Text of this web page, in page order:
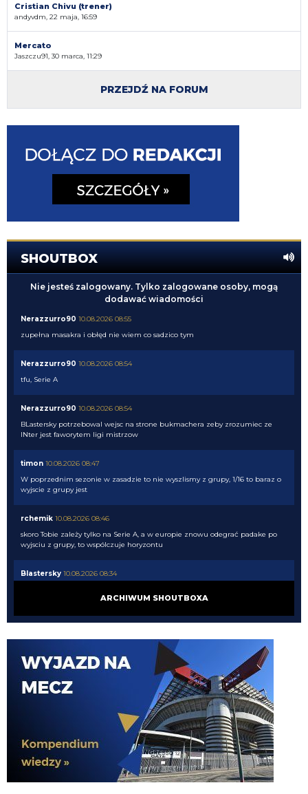
Cristian Chivu (trener)
andyvdm, 22 maja, 16:59
Mercato
Jaszczu91, 30 marca, 11:29
PRZEJDŹ NA FORUM
SHOUTBOX
Nie jesteś zalogowany. Tylko zalogowane osoby, mogą
dodawać wiadomości
Nerazzurro90 10.08.2026 08:55
zupełna masakra i obłęd nie wiem co sadzico tym
Nerazzurro90 10.08.2026 08:54
tfu, Serie A
Nerazzurro90 10.08.2026 08:54
BLastersky potrzebowal wejsc na strone bukmachera zeby zrozumiec ze
INter jest faworytem ligi mistrzow
timon 10.08.2026 08:47
W poprzednim sezonie w zasadzie to nie wyszlismy z grupy, 1/16 to baraz o
wyjscie z grupy jest
rchemik 10.08.2026 08:46
skoro Tobie zależy tylko na Serie A, a w europie znowu odegrać padake po
wyjsciu z grupy, to wspólczuje horyzontu
Blastersky 10.08.2026 08:34
jesteśmy Zdecydowanym faworytem do wygrania ligi na ten moment mimo
kolejny wynalazek z Ligue 1... dajcie spokój
Rebelde 10.08.2026 07:57
Patrzac na jego statystki, bardziej 2,5mln
Tifosinho 10.08.2026 07:54
Zgaduję, że wyceniany na 25mln euro
timon 10.08.2026 07:33
ARCHIWUM SHOUTBOXA